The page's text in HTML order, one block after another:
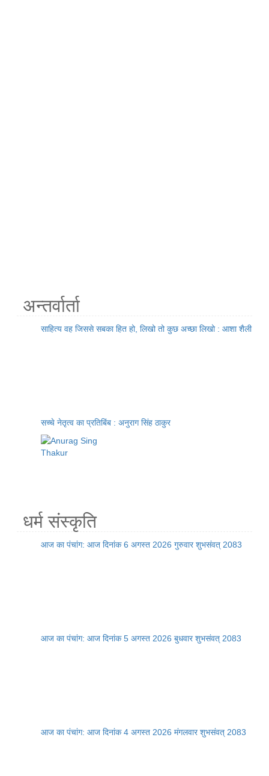
अन्तर्वार्ता
साहित्य वह जिससे सबका हित हो, लिखो तो कुछ अच्छा लिखो : आशा शैली
सच्चे नेतृत्व का प्रतिबिंब : अनुराग सिंह ठाकुर
धर्म संस्कृति
आज का पंचांग: आज दिनांक 6 अगस्त 2026 गुरुवार शुभसंवत् 2083
आज का पंचांग: आज दिनांक 5 अगस्त 2026 बुधवार शुभसंवत् 2083
आज का पंचांग: आज दिनांक 4 अगस्त 2026 मंगलवार शुभसंवत् 2083